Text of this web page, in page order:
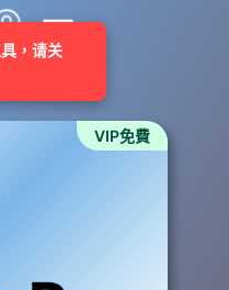
VIP免費